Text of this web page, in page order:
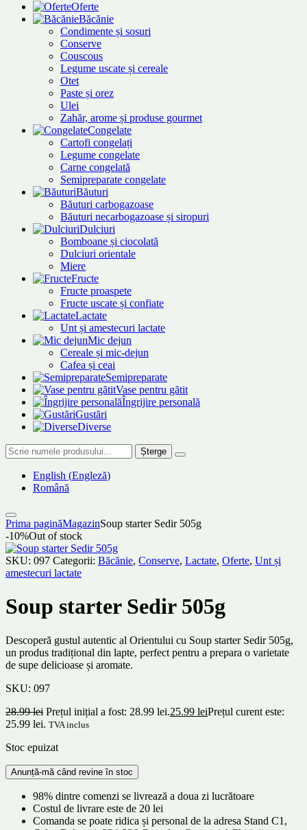
Oferte
Băcănie
Condimente și sosuri
Conserve
Couscous
Legume uscate și cereale
Otet
Paste și orez
Ulei
Zahăr, arome și produse gourmet
Congelate
Cartofi congelați
Legume congelate
Carne congelată
Semipreparate congelate
Băuturi
Băuturi carbogazoase
Băuturi necarbogazoase și siropuri
Dulciuri
Bomboane și ciocolată
Dulciuri orientale
Miere
Fructe
Fructe proaspete
Fructe uscate și confiate
Lactate
Unt și amestecuri lactate
Mic dejun
Cereale și mic-dejun
Cafea și ceai
Semipreparate
Vase pentru gătit
Îngrijire personală
Gustări
Diverse
Șterge
English (Engleză)
Română
Prima paginăMagazinSoup starter Sedir 505g
-10%Out of stock
SKU: 097 Categorii: Băcănie, Conserve, Lactate, Oferte, Unt și
amestecuri lactate
Soup starter Sedir 505g
Descoperă gustul autentic al Orientului cu Soup starter Sedir 505g,
un produs tradițional din lapte, perfect pentru a prepara o varietate
de supe delicioase și aromate.
SKU: 097
28.99lei Prețul inițial a fost: 28.99 lei.25.99 leiPrețul curent este:
25.99 lei. TVA inclus
Stoc epuizat
98% dintre comenzi se livrează a doua zi lucrătoare
Costul de livrare este de 20 lei
Comanda se poate ridica și personal de la adresa Stand C1,